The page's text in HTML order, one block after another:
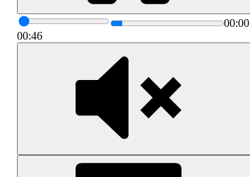
00:00
00:46